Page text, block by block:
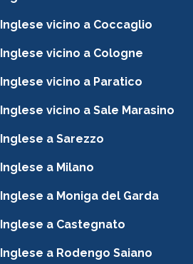
vicino a Coccaglio
vicino a Cologne
vicino a Paratico
vicino a Sale Marasino
a Sarezzo
a Milano
a Moniga del Garda
a Castegnato
a Rodengo Saiano